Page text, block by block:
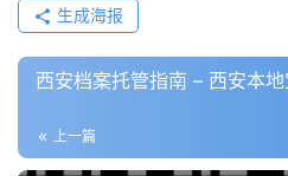
区
优
盾
登录
生成海报
西安档案托管指南 – 西安本地
上一篇